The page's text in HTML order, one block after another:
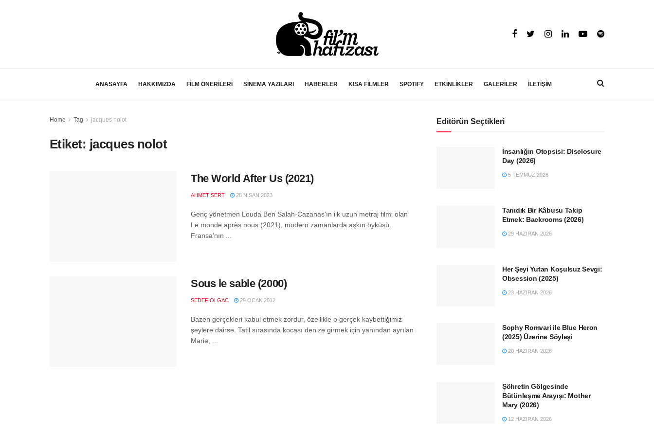
ANASAYFA HAKKIMIZDA FİLM ÖNERİLERİ SİNEMA YAZILARI HABERLER KISA FİLMLER SPOTIFY ETKİNLİKLER GALERİLER İLETİŞİM
Home Tag jacques nolot
Etiket: jacques nolot
The World After Us (2021)
AHMET SERT 28 NISAN 2023
Genç yönetmen Louda Ben Salah-Cazanas'ın ilk uzun metraj filmi olan
Le monde après nous (2021), modern zamanlarda aşkın öyküsü.
Fransa’nın ...
Sous le sable (2000)
SEDEF OLGAC 29 OCAK 2012
Bazen gerçekleri kabul etmek zordur, özellikle o gerçek kaybettiğimiz
şeylere dairse. Tatil sırasında kocası denize girmek için yanından ayrılan
Marie, ...
Editörün Seçtikleri
İnsanlığın Otopsisi: Disclosure
Day (2026)
5 TEMMUZ 2026
Tanıdık Bir Kâbusu Takip
Etmek: Backrooms (2026)
29 HAZIRAN 2026
Her Şeyi Yutan Koşulsuz Sevgi:
Obsession (2025)
23 HAZIRAN 2026
Sophy Romvari ile Blue Heron
(2025) Üzerine Söyleşi
20 HAZIRAN 2026
Şöhretin Gölgesinde
Bütünleşme Arayışı: Mother
Mary (2026)
12 HAZIRAN 2026